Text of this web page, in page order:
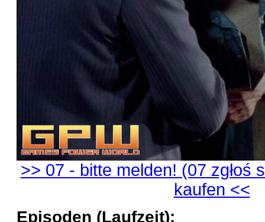
>> 07 - bitte melden! (07 zgłoś
kaufen <<
Episoden (Laufzeit):